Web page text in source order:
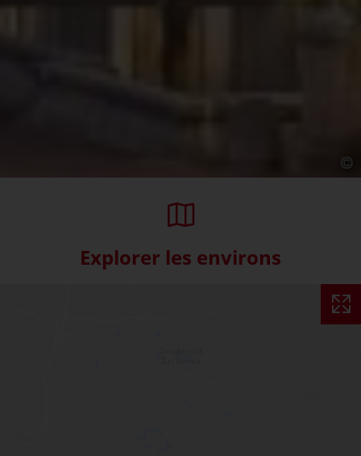
Explorer les environs
Skip interactive map (Not